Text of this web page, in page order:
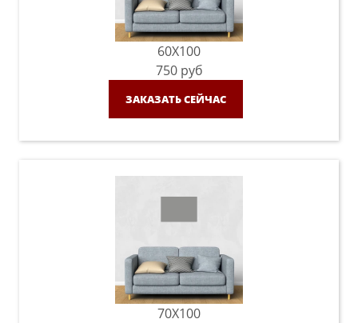
60X100
750 руб
ЗАКАЗАТЬ СЕЙЧАС
70X100